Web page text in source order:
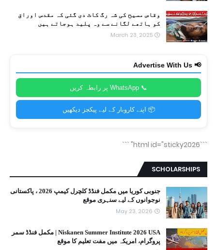
وقاص مسیح کی شہ رگ کاٹ دی گئی کہ مقدس اوراق
کو ہاتھے لگانے سے وہ پلید ہوجاتے ہیں
March 23, 2025
📢 Advertise With Us
📞 WhatsApp پر رابطہ کریں
📦 اپنے کاروبار کے لیے پیکجز دیکھیں
```html id="sticky2026"
```
SCHOLARSHIPS
جنوبی کوریا میں مکمل فنڈڈ کلچرل کیمپ 2026 ، پاکستانی
نوجوانوں کے لیے سنہری موقع
May 23, 2026
Niskanen Summer Institute 2026 USA | مکمل فنڈڈ سمر
پروگرام، امریکہ میں مفت تعلیم کا موقع